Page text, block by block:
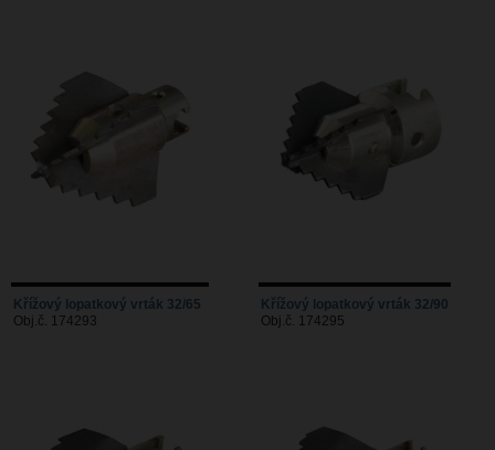
Křížový lopatkový vrták 32/65
Obj.č. 174293
Křížový lopatkový vrták 32/90
Obj.č. 174295